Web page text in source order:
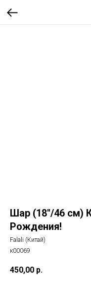
Шар (18''/46 см)
Рождения!
Falali (Китай)
к00069
450,00 р.